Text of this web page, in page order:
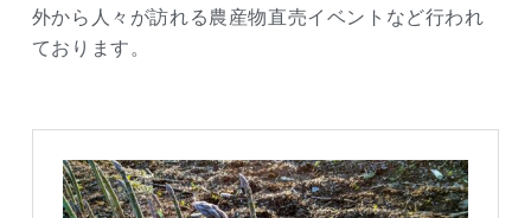
外から人々が訪れる農産物直売イベントなど行われ
ております。